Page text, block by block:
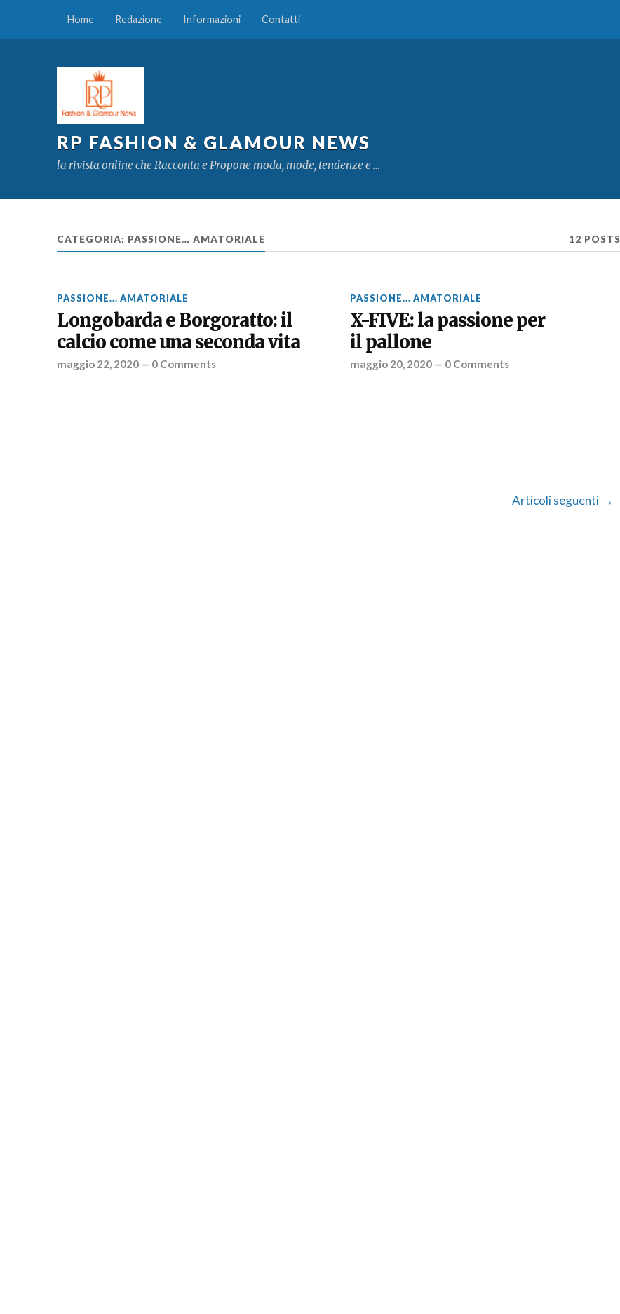
Home Redazione Informazioni Contatti
RP FASHION & GLAMOUR NEWS
la rivista online che Racconta e Propone moda, mode, tendenze e …
CATEGORIA: PASSIONE… AMATORIALE 12 POSTS
PASSIONE... AMATORIALE
Longobarda e Borgoratto: il
calcio come una seconda vita
maggio 22, 2020 — 0 Comments
PASSIONE... AMATORIALE
X-FIVE: la passione per
il pallone
maggio 20, 2020 — 0 Comments
Articoli seguenti